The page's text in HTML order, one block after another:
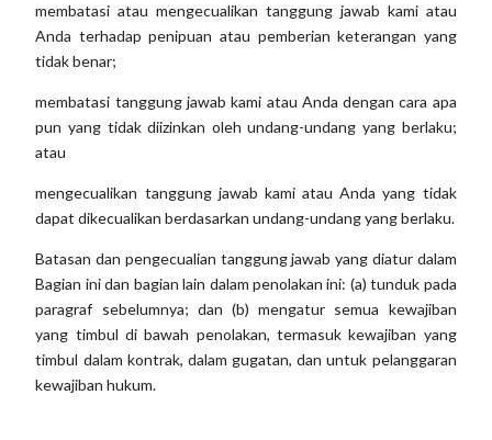
membatasi atau mengecualikan tanggung jawab kami atau
Anda terhadap penipuan atau pemberian keterangan yang
tidak benar;
membatasi tanggung jawab kami atau Anda dengan cara apa
pun yang tidak diizinkan oleh undang-undang yang berlaku;
atau
mengecualikan tanggung jawab kami atau Anda yang tidak
dapat dikecualikan berdasarkan undang-undang yang berlaku.
Batasan dan pengecualian tanggung jawab yang diatur dalam
Bagian ini dan bagian lain dalam penolakan ini: (a) tunduk pada
paragraf sebelumnya; dan (b) mengatur semua kewajiban
yang timbul di bawah penolakan, termasuk kewajiban yang
timbul dalam kontrak, dalam gugatan, dan untuk pelanggaran
kewajiban hukum.